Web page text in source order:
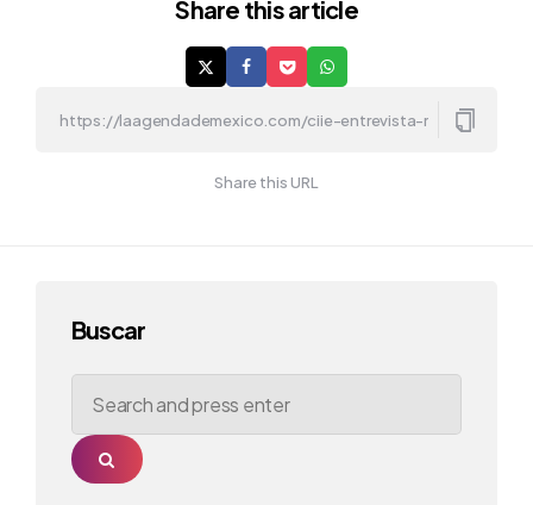
Share this article
Share this URL
Buscar
Search
for:
Search